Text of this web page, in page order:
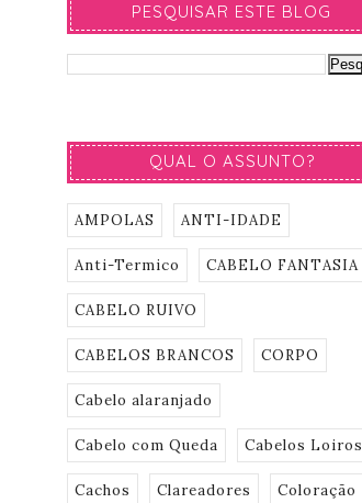
PESQUISAR ESTE BLOG
QUAL O ASSUNTO?
AMPOLAS ANTI-IDADE
Anti-Termico CABELO FANTASIA
CABELO RUIVO
CABELOS BRANCOS CORPO
Cabelo alaranjado
Cabelo com Queda Cabelos Loiros
Cachos Clareadores Coloração